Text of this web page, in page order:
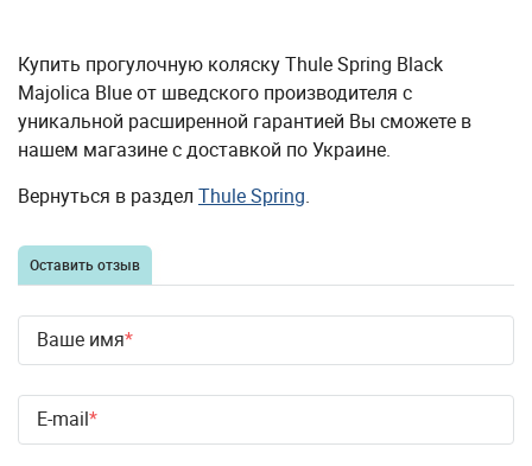
Купить прогулочную коляску Thule Spring Black
Majolica Blue от шведского производителя с
уникальной расширенной гарантией Вы сможете в
нашем магазине с доставкой по Украине.
Вернуться в раздел Thule Spring.
Оставить отзыв
Ваше имя
E-mail